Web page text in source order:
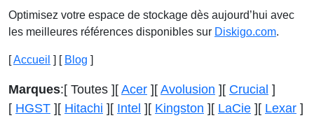
Optimisez votre espace de stockage dès aujourd’hui avec
les meilleures références disponibles sur Diskigo.com.
[Accueil ] [ Blog ]
Marques:[ Toutes ][Acer ][Avolusion ][ Crucial ]
[ HGST ][ Hitachi ][ Intel ][ Kingston ][ LaCie ][ Lexar ]